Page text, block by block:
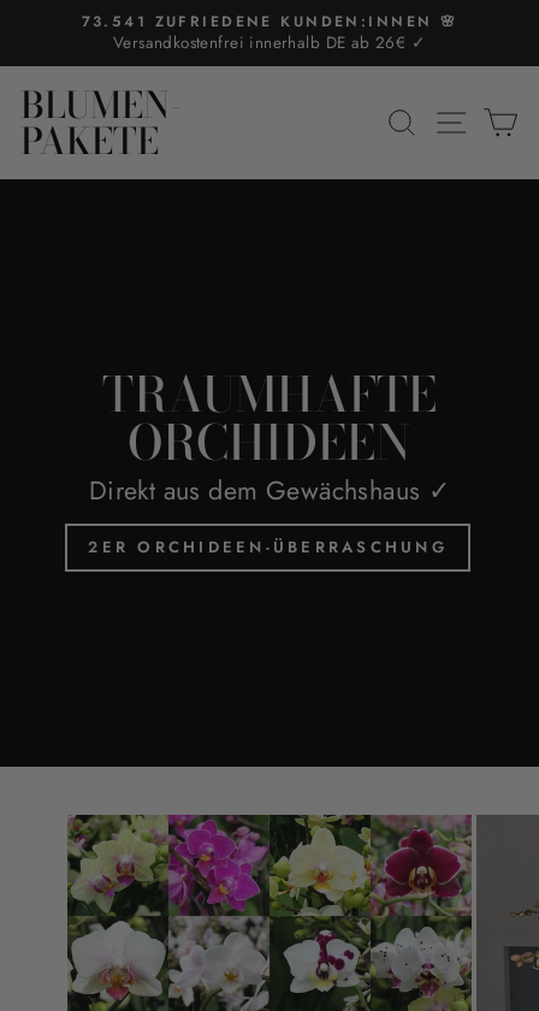
Inhalt
Pause
73.541 ZUFRIEDENE KUNDEN:INNEN 🌸
Versandkostenfrei innerhalb DE ab 26€ ✓
BLUMEN-
PAKETE
BLUMEN-
PAKETE SUCHE
TRAUMHAFTE
ORCHIDEEN
Direkt aus dem Gewächshaus ✓
2ER ORCHIDEEN-ÜBERRASCHUNG